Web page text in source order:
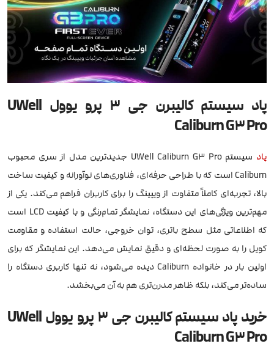
پاد سیستم کالیبرن جی 3 پرو یوول UWell
Caliburn G3 Pro
پاد
سیستم UWell Caliburn G3 Pro جدیدترین مدل از سری محبوب
Caliburn است که با طراحی حرفه‌ای، فناوری‌های نوآورانه و کیفیت ساخت
بالا، تجربه‌ای کاملاً متفاوت از ویپینگ را برای کاربران فراهم می‌کند. یکی از
مهم‌ترین ویژگی‌های این دستگاه، نمایشگر تمام‌رنگی و با کیفیت LCD است
که اطلاعاتی مثل سطح باتری، توان خروجی، حالت استفاده و مقاومت
کویل را به صورت لحظه‌ای و دقیق نمایش می‌دهد. این نمایشگر که برای
اولین بار در خانواده Caliburn دیده می‌شود، نه تنها کاربری دستگاه را
ساده‌تر می‌کند، بلکه ظاهر مدرن‌تری هم به آن می‌بخشد.
خرید پاد سیستم کالیبرن جی 3 پرو یوول UWell
Caliburn G3 Pro